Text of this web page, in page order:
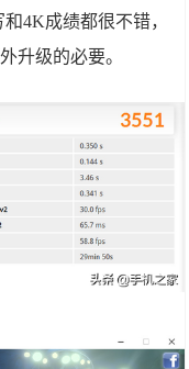
4K成绩都很不错，
升级的必要。